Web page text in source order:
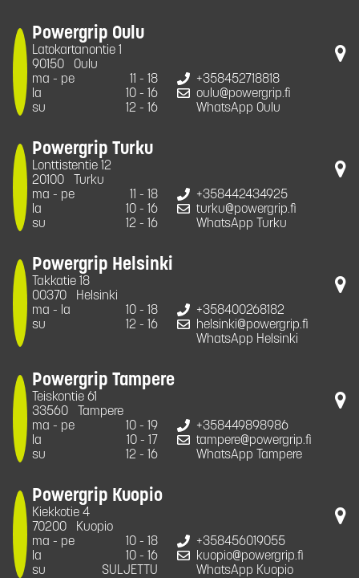
Powergrip Oulu
Latokartanontie 1
90150
Oulu
ma - pe
11 - 18
la
10 - 16
su
12 - 16
+358452718818
oulu@powergrip.fi
WhatsApp Oulu
Powergrip Turku
Lonttistentie 12
20100
Turku
ma - pe
11 - 18
la
10 - 16
su
12 - 16
+358442434925
turku@powergrip.fi
WhatsApp Turku
Powergrip Helsinki
Takkatie 18
00370
Helsinki
ma - la
10 - 18
su
12 - 16
+358400268182
helsinki@powergrip.fi
WhatsApp Helsinki
Powergrip Tampere
Teiskontie 61
33560
Tampere
ma - pe
10 - 19
la
10 - 17
su
12 - 16
+358449898986
tampere@powergrip.fi
WhatsApp Tampere
Powergrip Kuopio
Kiekkotie 4
70200
Kuopio
ma - pe
10 - 18
la
10 - 16
su
SULJETTU
+358456019055
kuopio@powergrip.fi
WhatsApp Kuopio